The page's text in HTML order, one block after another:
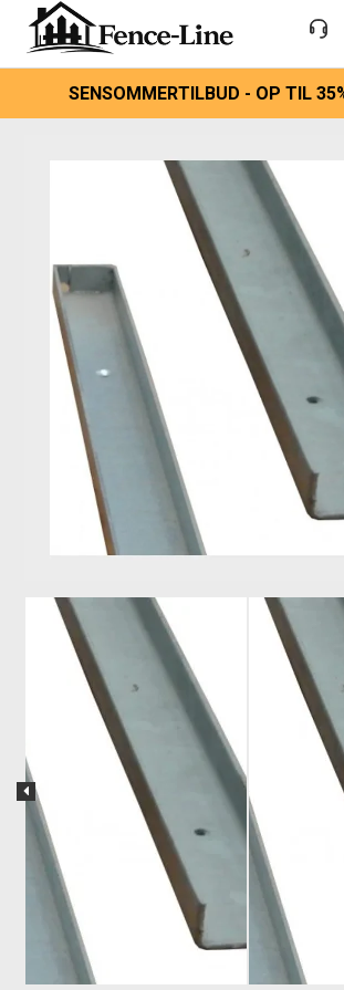
SENSOMMERTILBUD - OP TIL